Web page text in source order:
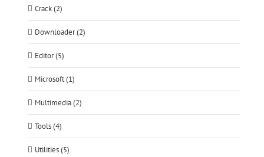
Crack (2)
Downloader (2)
Editor (5)
Microsoft (1)
Multimedia (2)
Tools (4)
Utilities (5)